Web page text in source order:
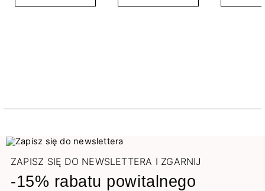
ZAPISZ SIĘ DO NEWSLETTERA I ZGARNIJ
-15% rabatu powitalnego